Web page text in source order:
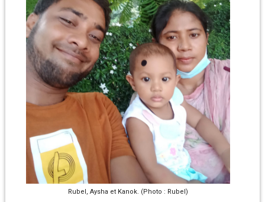
Rubel, Aysha et Kanok. (Photo : Rubel)